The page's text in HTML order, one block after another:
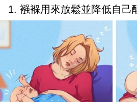
1. 襁褓用來放鬆並降低自己